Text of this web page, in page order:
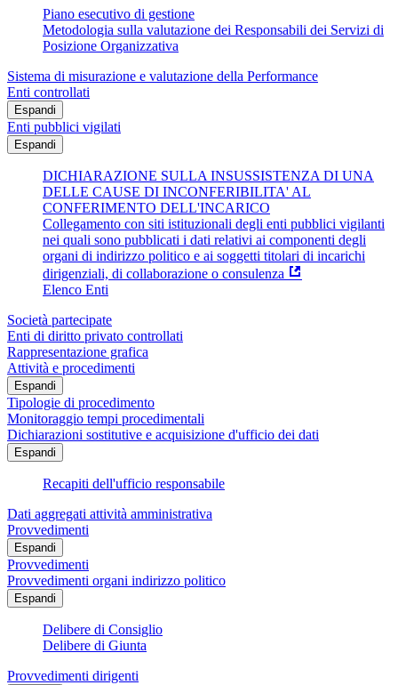
Piano esecutivo di gestione
Metodologia sulla valutazione dei Responsabili dei Servizi di
Posizione Organizzativa
Sistema di misurazione e valutazione della Performance
Enti controllati
Espandi
Enti pubblici vigilati
Espandi
DICHIARAZIONE SULLA INSUSSISTENZA DI UNA
DELLE CAUSE DI INCONFERIBILITA' AL
CONFERIMENTO DELL'INCARICO
Collegamento con siti istituzionali degli enti pubblici vigilanti
nei quali sono pubblicati i dati relativi ai componenti degli
organi di indirizzo politico e ai soggetti titolari di incarichi
dirigenziali, di collaborazione o consulenza
Elenco Enti
Società partecipate
Enti di diritto privato controllati
Rappresentazione grafica
Attività e procedimenti
Espandi
Tipologie di procedimento
Monitoraggio tempi procedimentali
Dichiarazioni sostitutive e acquisizione d'ufficio dei dati
Espandi
Recapiti dell'ufficio responsabile
Dati aggregati attività amministrativa
Provvedimenti
Espandi
Provvedimenti
Provvedimenti organi indirizzo politico
Espandi
Delibere di Consiglio
Delibere di Giunta
Provvedimenti dirigenti